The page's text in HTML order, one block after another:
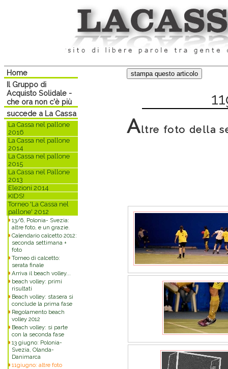
Home
Il Gruppo di
Acquisto Solidale -
che ora non c'è più
succede a La Cassa
La Cassa nel pallone
2016
La Cassa nel pallone
2014
La Cassa nel pallone
2015
La Cassa nel Pallone
2013
Elezioni 2014
KIDS!
Torneo 'La Cassa nel
pallone' 2012
13/6, Polonia- Svezia:
altre foto, e un grazie.
Calendario calcetto 2012:
seconda settimana +
foto
Torneo di calcetto:
serata finale
Arriva il beach volley...
beach volley: primi
risultati
Beach volley: stasera si
conclude la prima fase
Regolamento beach
volley 2012
Beach volley: si parte
con la seconda fase
13 giugno: Polonia-
Svezia, Olanda-
Danimarca
11giugno: altre foto
Altre foto della